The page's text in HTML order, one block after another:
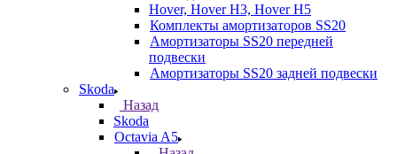
Hover, Hover H3, Hover H5
Комплекты амортизаторов SS20
Амортизаторы SS20 передней
подвески
Амортизаторы SS20 задней подвески
Skoda
Назад
Skoda
Octavia A5